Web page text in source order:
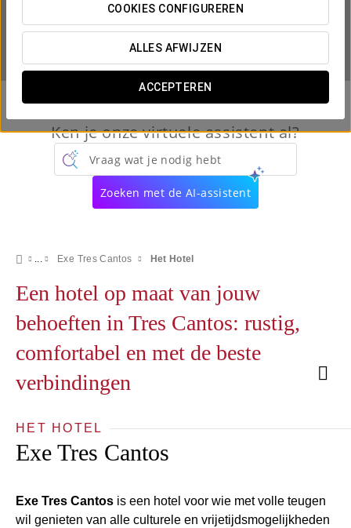
COOKIES CONFIGUREREN
ALLES AFWIJZEN
ACCEPTEREN
WANNEER WIL JE GAAN?
Ken je onze virtuele assistent al?
Vraag wat je nodig hebt
Zoeken met de AI-assistent
Exe Tres Cantos Het Hotel
Een hotel op maat van jouw
behoeften in Tres Cantos: rustig,
comfortabel en met de beste
verbindingen
HET HOTEL
Exe Tres Cantos
Exe Tres Cantos is een hotel voor wie met volle teugen
wil genieten van alle culturele en vrijetijdsmogelijkheden